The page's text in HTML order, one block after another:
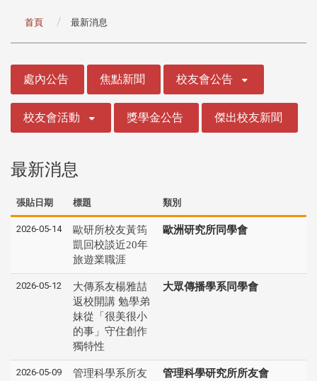
首頁 最新消息
處內公告 焦點新聞 校友會公告
校友會活動 獎學金公告 傑出校友新聞
最新消息
張貼日期 標題 類別
2026-05-14
歐研所校友黃筠
凱回校談近20年
旅遊業職涯
歐洲研究所同學會
2026-05-12
大傳系友楊雅喆
返校開講 勉學弟
妹從「很美很小
的事」守住創作
獨特性
大眾傳播學系同學會
2026-05-09
管理科學系所友
管理科學研究所所友會